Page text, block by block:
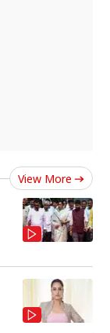
View More